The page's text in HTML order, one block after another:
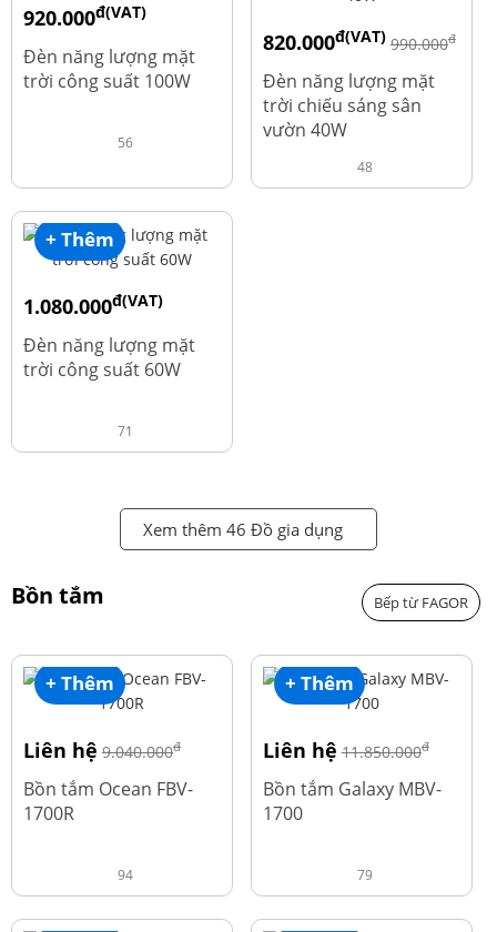
920.000đ(VAT)
Đèn năng lượng mặt
trời công suất 100W
56
820.000đ(VAT) 990.000đ
Đèn năng lượng mặt
trời chiếu sáng sân
vườn 40W
48
+ Thêm
1.080.000đ(VAT)
Đèn năng lượng mặt
trời công suất 60W
71
Xem thêm 46 Đồ gia dụng
Bồn tắm Bếp từ FAGOR
+ Thêm
Liên hệ 9.040.000đ
Bồn tắm Ocean FBV-
1700R
94
+ Thêm
Liên hệ 11.850.000đ
Bồn tắm Galaxy MBV-
1700
79